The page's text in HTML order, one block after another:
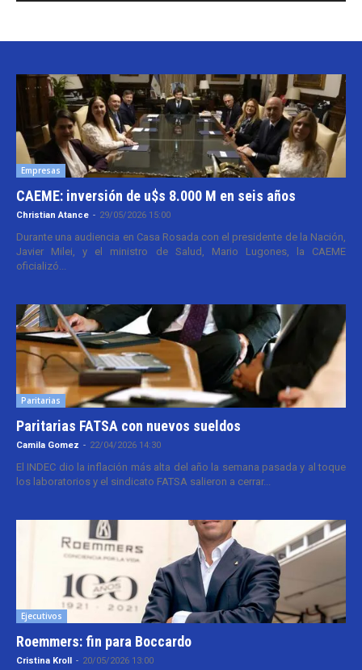
Empresas
CAEME: inversión de u$s 8.000 M en seis años
Christian Atance - 29/05/2026 15:00
Durante una audiencia en Casa Rosada con el presidente de la Nación,
Javier Milei, y el ministro de Salud, Mario Lugones, la CAEME
oficializó...
Paritarias
Paritarias FATSA con nuevos sueldos
Camila Gomez - 22/04/2026 14:30
El INDEC dio la inflación más alta del año la semana pasada y al toque
los laboratorios y el sindicato FATSA salieron a cerrar...
Ejecutivos
Roemmers: fin para Boccardo
Cristina Kroll - 20/05/2026 13:00